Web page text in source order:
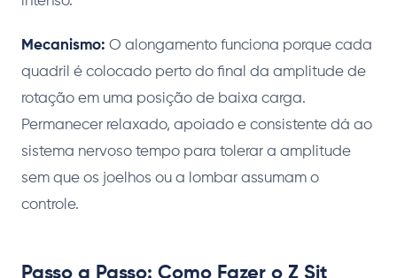
Mecanismo: O alongamento funciona porque cada
quadril é colocado perto do final da amplitude de
rotação em uma posição de baixa carga.
Permanecer relaxado, apoiado e consistente dá ao
sistema nervoso tempo para tolerar a amplitude
sem que os joelhos ou a lombar assumam o
controle.
Passo a Passo: Como Fazer o Z Sit